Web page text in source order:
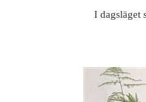
I dagsläget